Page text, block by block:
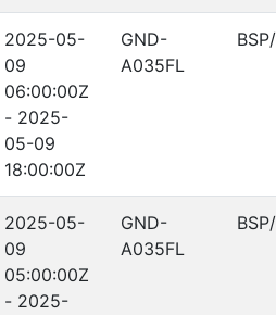
2025-05-
09
06:00:00Z
- 2025-
05-09
18:00:00Z
GND-
A035FL
2025-05-
09
05:00:00Z
- 2025-
GND-
A035FL